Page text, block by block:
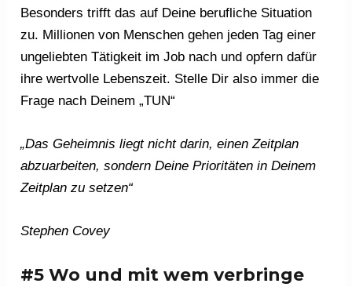
Besonders trifft das auf Deine berufliche Situation
zu. Millionen von Menschen gehen jeden Tag einer
ungeliebten Tätigkeit im Job nach und opfern dafür
ihre wertvolle Lebenszeit. Stelle Dir also immer die
Frage nach Deinem „TUN“
„Das Geheimnis liegt nicht darin, einen Zeitplan
abzuarbeiten, sondern Deine Prioritäten in Deinem
Zeitplan zu setzen“
Stephen Covey
#5 Wo und mit wem verbringe